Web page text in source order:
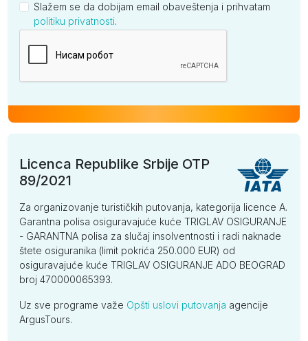
Slažem se da dobijam email obaveštenja i prihvatam
politiku privatnosti.
Licenca Republike Srbije OTP
89/2021
Za organizovanje turističkih putovanja, kategorija licence A.
Garantna polisa osiguravajuće kuće TRIGLAV OSIGURANJE
- GARANTNA polisa za slučaj insolventnosti i radi naknade
štete osiguranika (limit pokrića 250.000 EUR) od
osiguravajuće kuće TRIGLAV OSIGURANJE ADO BEOGRAD
broj 470000065393.
Uz sve programe važe Opšti uslovi putovanja agencije
ArgusTours.